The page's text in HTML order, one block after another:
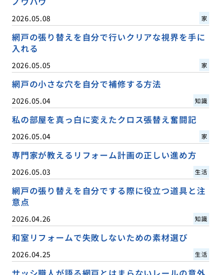
2026.05.08 家
網戸の張り替えを自分で行いクリアな視界を手に
入れる
2026.05.05 家
網戸の小さな穴を自分で補修する方法
2026.05.04 知識
私の部屋を真っ白に変えたクロス張替え奮闘記
2026.05.04 家
専門家が教えるリフォーム計画の正しい進め方
2026.05.03 生活
網戸の張り替えを自分でする際に役立つ道具と注
意点
2026.04.26 知識
和室リフォームで失敗しないための素材選び
2026.04.25 生活